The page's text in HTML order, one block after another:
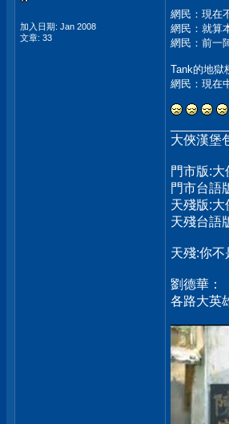
加入日期: Jan 2008
文章: 33
網民：現在
網民：就算
網民：前一
Tank的地獄
網民：現在
大俠漢堡
門市版:
門市台語
天殘版:
天殘台語
天殘:你不
劉德華：
各路大英